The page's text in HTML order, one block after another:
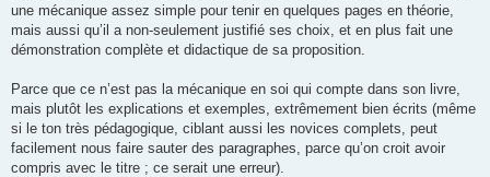
une mécanique assez simple pour tenir en quelques pages en théorie,
mais aussi qu’il a non-seulement justifié ses choix, et en plus fait une
démonstration complète et didactique de sa proposition.
Parce que ce n’est pas la mécanique en soi qui compte dans son livre,
mais plutôt les explications et exemples, extrêmement bien écrits (même
si le ton très pédagogique, ciblant aussi les novices complets, peut
facilement nous faire sauter des paragraphes, parce qu’on croit avoir
compris avec le titre ; ce serait une erreur).